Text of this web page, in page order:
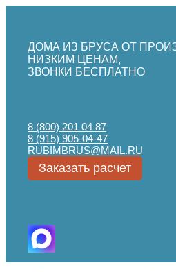
ДОМА ИЗ БРУСА ОТ
НИЗКИМ ЦЕНАМ,
ЗВОНКИ БЕСПЛАТНО
8 (800) 201 04 87
8 (915) 905-04-47
RUBIMBRUS@MAIL.RU
Заказать расчет